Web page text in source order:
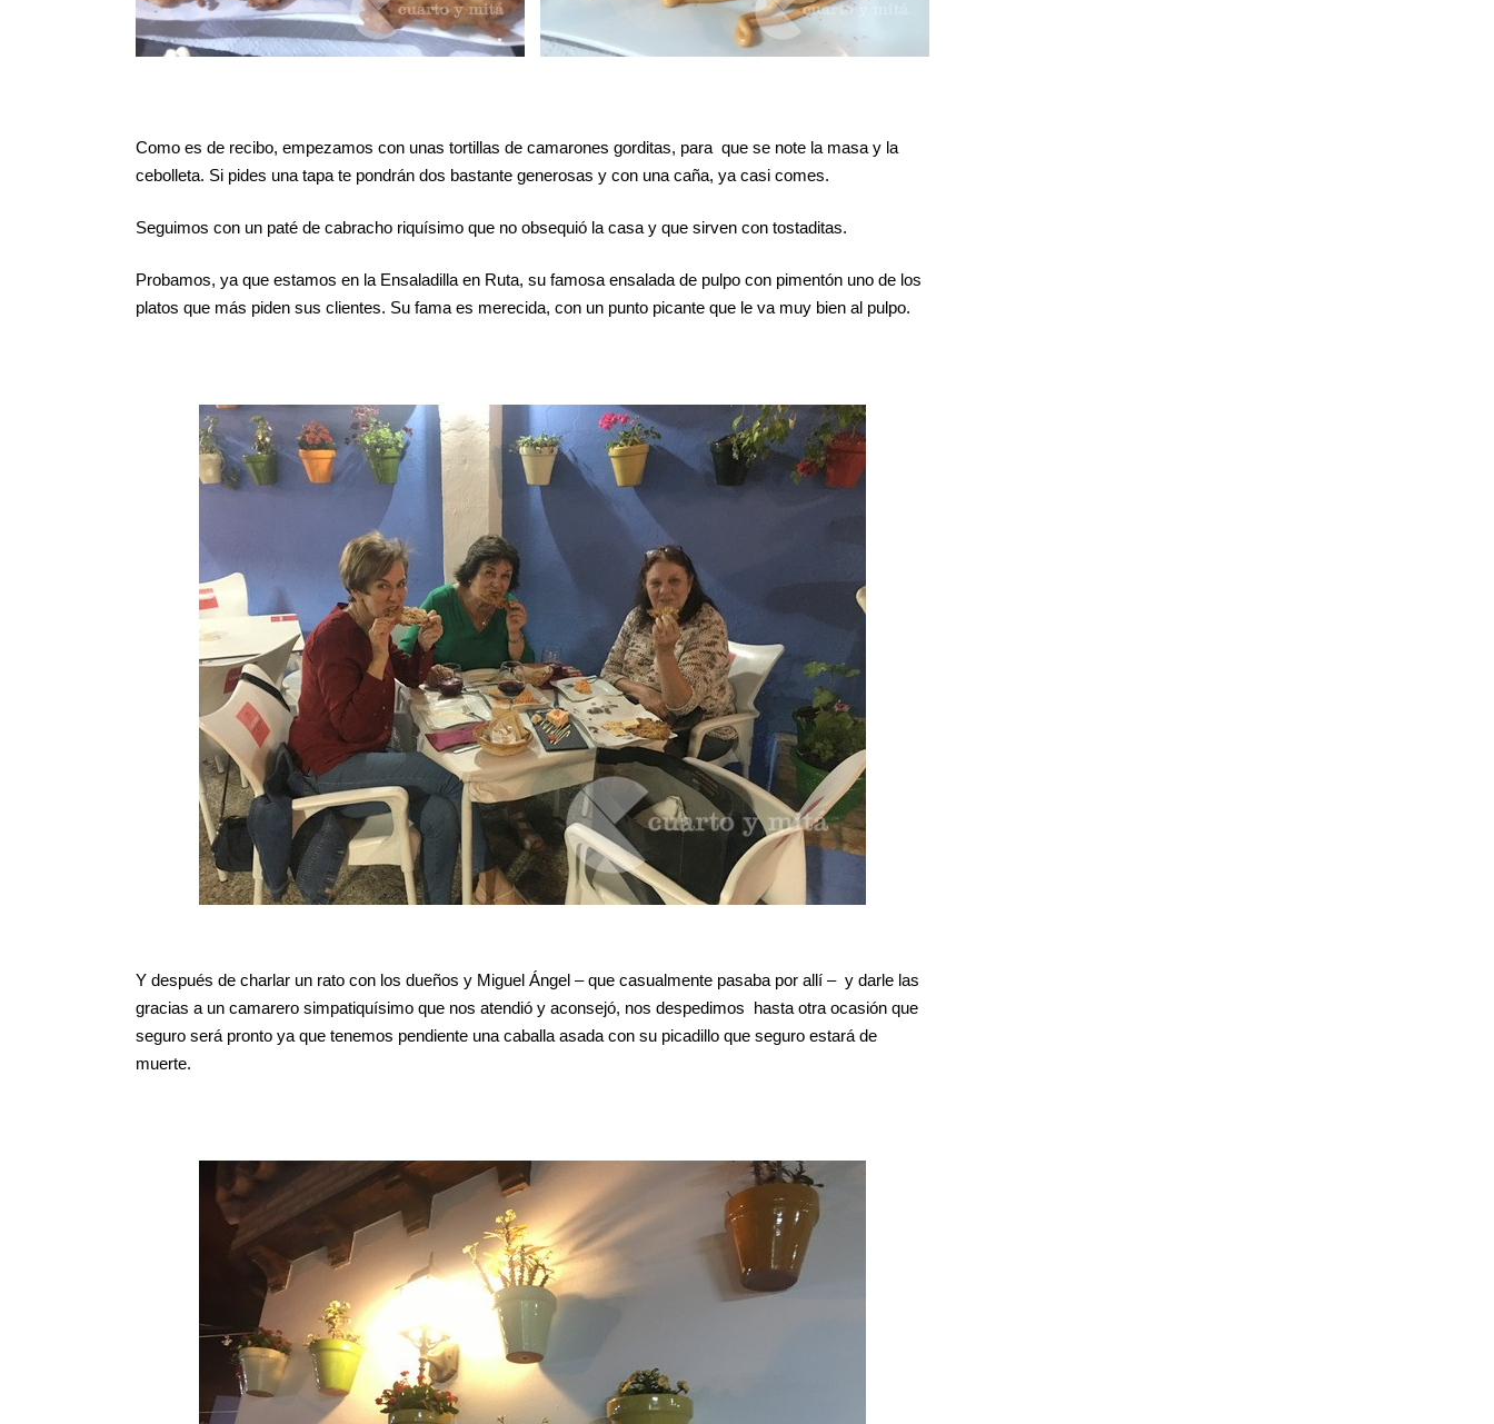
Como es de recibo, empezamos con unas tortillas de camarones gorditas, para que se note la masa y la
cebolleta. Si pides una tapa te pondrán dos bastante generosas y con una caña, ya casi comes.
Seguimos con un paté de cabracho riquísimo que no obsequió la casa y que sirven con tostaditas.
Probamos, ya que estamos en la Ensaladilla en Ruta, su famosa ensalada de pulpo con pimentón uno de los
platos que más piden sus clientes. Su fama es merecida, con un punto picante que le va muy bien al pulpo.
Y después de charlar un rato con los dueños y Miguel Ángel – que casualmente pasaba por allí – y darle las
gracias a un camarero simpatiquísimo que nos atendió y aconsejó, nos despedimos hasta otra ocasión que
seguro será pronto ya que tenemos pendiente una caballa asada con su picadillo que seguro estará de
muerte.